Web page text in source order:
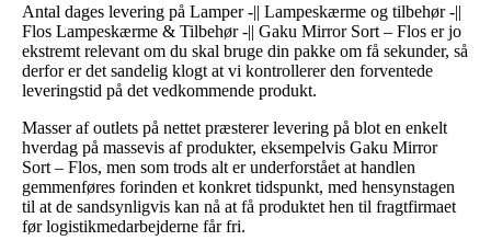
Antal dages levering på Lamper -|| Lampeskærme og tilbehør -||
Flos Lampeskærme & Tilbehør -|| Gaku Mirror Sort – Flos er jo
ekstremt relevant om du skal bruge din pakke om få sekunder, så
derfor er det sandelig klogt at vi kontrollerer den forventede
leveringstid på det vedkommende produkt.
Masser af outlets på nettet præsterer levering på blot en enkelt
hverdag på massevis af produkter, eksempelvis Gaku Mirror
Sort – Flos, men som trods alt er underforstået at handlen
gemmenføres forinden et konkret tidspunkt, med hensynstagen
til at de sandsynligvis kan nå at få produktet hen til fragtfirmaet
før logistikmedarbejderne får fri.